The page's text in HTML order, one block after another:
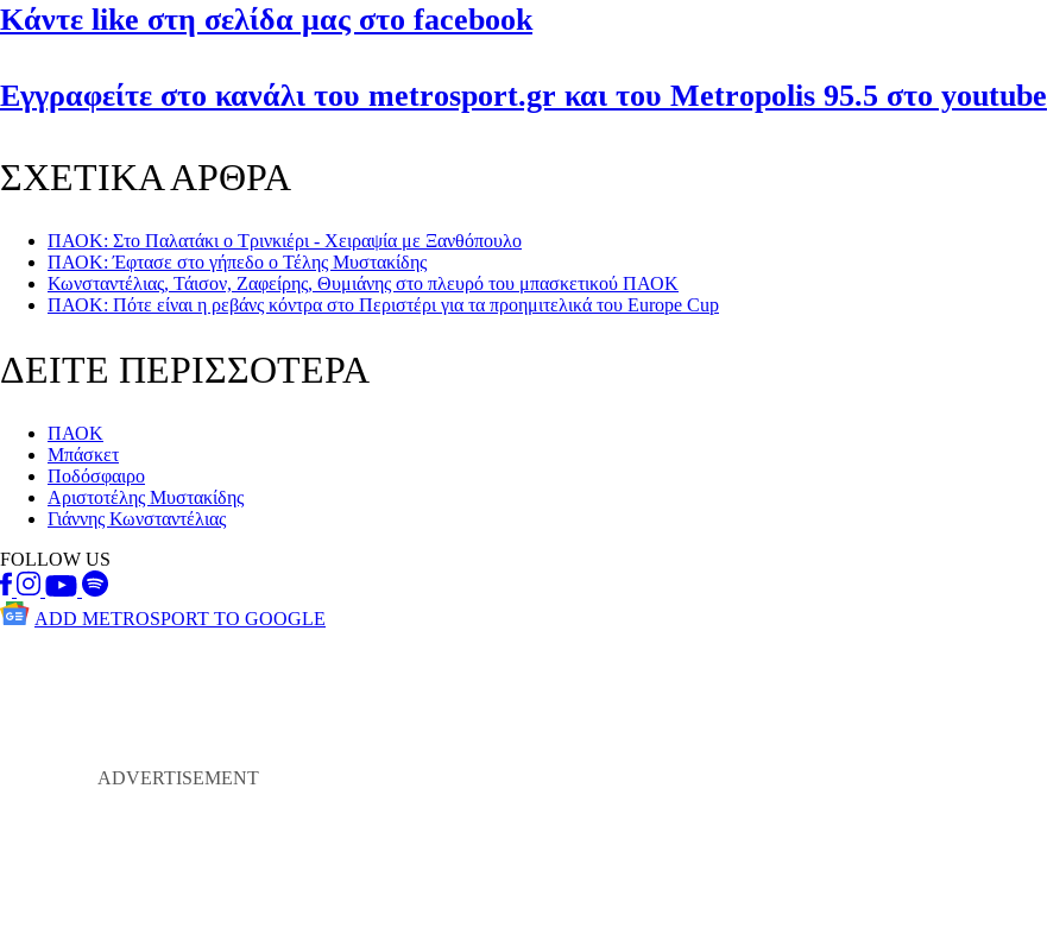
Κάντε like στη σελίδα μας στο facebook
Εγγραφείτε στο κανάλι του metrosport.gr και του Metropolis 95.5 στο youtube
ΣΧΕΤΙΚΑ ΑΡΘΡΑ
ΠΑΟΚ: Στο Παλατάκι ο Τρινκιέρι - Χειραψία με Ξανθόπουλο
ΠΑΟΚ: Έφτασε στο γήπεδο ο Τέλης Μυστακίδης
Κωνσταντέλιας, Τάισον, Ζαφείρης, Θυμιάνης στο πλευρό του μπασκετικού ΠΑΟΚ
ΠΑΟΚ: Πότε είναι η ρεβάνς κόντρα στο Περιστέρι για τα προημιτελικά του Europe Cup
ΔΕΙΤΕ ΠΕΡΙΣΣΟΤΕΡΑ
ΠΑΟΚ
Μπάσκετ
Ποδόσφαιρο
Αριστοτέλης Μυστακίδης
Γιάννης Κωνσταντέλιας
FOLLOW US
ADD METROSPORT TO GOOGLE